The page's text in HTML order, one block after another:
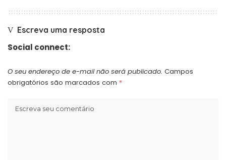
Escreva uma resposta
Social connect:
O seu endereço de e-mail não será publicado. Campos
obrigatórios são marcados com *